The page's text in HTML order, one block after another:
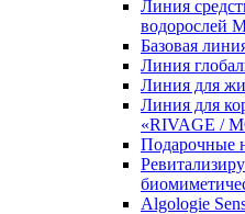
Линия
водорослей
Базовая
Линия
Линия для
Линия для
«RIVAGE /
Подарочные
Algologie